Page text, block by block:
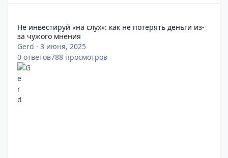
Не инвестируй «на слух»: как не потерять деньги из-
за чужого мнения
Gerd ·3 июня, 2025
0 ответов788 просмотров